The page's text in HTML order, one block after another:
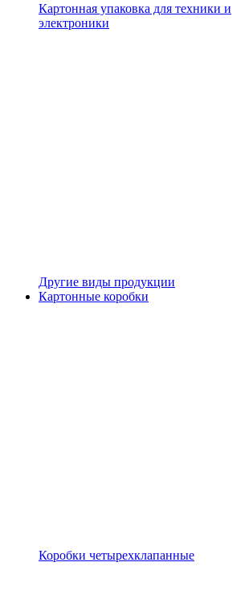
Картонная упаковка для техники и
электроники
Другие виды продукции
Картонные коробки
Коробки четырехклапанные